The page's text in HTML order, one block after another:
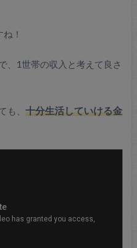
！
、1世帯の収入と考えて良さ
も、 十分生活していける金